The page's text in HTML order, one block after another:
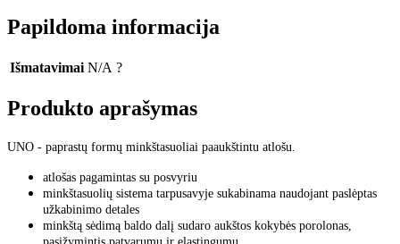
Papildoma informacija
Išmatavimai N/A ?
Produkto aprašymas
UNO - paprastų formų minkštasuoliai paaukštintu atlošu.
atlošas pagamintas su posvyriu
minkštasuolių sistema tarpusavyje sukabinama naudojant paslėptas
užkabinimo detales
minkštą sėdimą baldo dalį sudaro aukštos kokybės porolonas,